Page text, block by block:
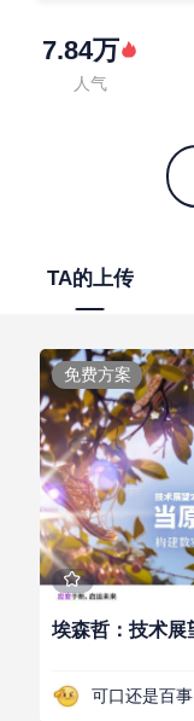
7.84万
人气
TA的上传
免费方案
可口还是百事